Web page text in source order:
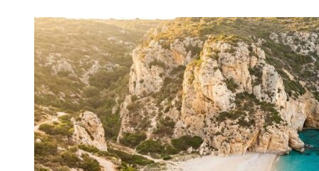
derniers
articles